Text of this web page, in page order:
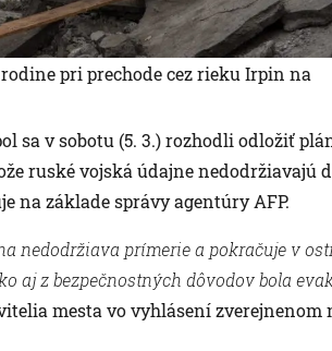
pri prechode cez rieku Irpin na
sa v sobotu (5. 3.) rozhodli odložiť
ruské vojská údajne nedodržiavajú
na základe správy agentúry AFP.
nedodržiava prímerie a pokračuje v
aj z bezpečnostných dôvodov bola
mesta vo vyhlásení zverejnenom